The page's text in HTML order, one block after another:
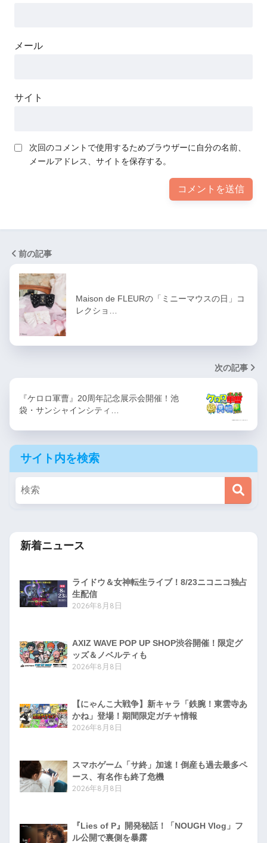
メール
サイト
次回のコメントで使用するためブラウザーに自分の名前、
メールアドレス、サイトを保存する。
前の記事
Maison de FLEURの「ミニーマウスの日」コ
レクショ…
次の記事
『ケロロ軍曹』20周年記念展示会開催！池
袋・サンシャインシティ…
サイト内を検索
新着ニュース
ライドウ＆女神転生ライブ！8/23ニコニコ独占
生配信
2026年8月8日
AXIZ WAVE POP UP SHOP渋谷開催！限定グ
ッズ＆ノベルティも
2026年8月8日
【にゃんこ大戦争】新キャラ「鉄腕！東雲寺あ
かね」登場！期間限定ガチャ情報
2026年8月8日
スマホゲーム「サ終」加速！倒産も過去最多ペ
ース、有名作も終了危機
2026年8月8日
『Lies of P』開発秘話！「NOUGH Vlog」フ
ル公開で裏側を暴露